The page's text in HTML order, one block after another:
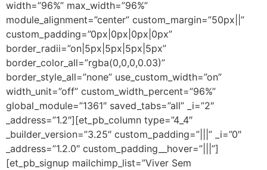
width=”96%” max_width=”96%”
module_alignment=”center” custom_margin=”50px||”
custom_padding=”0px|0px|0px|0px”
border_radii=”on|5px|5px|5px|5px”
border_color_all=”rgba(0,0,0,0.03)”
border_style_all=”none” use_custom_width=”on”
width_unit=”off” custom_width_percent=”96%”
global_module=”1361″ saved_tabs=”all” _i=”2″
_address=”1.2″][et_pb_column type=”4_4″
_builder_version=”3.25″ custom_padding=”|||” _i=”0″
_address=”1.2.0″ custom_padding__hover=”|||”]
[et_pb_signup mailchimp_list=”Viver Sem